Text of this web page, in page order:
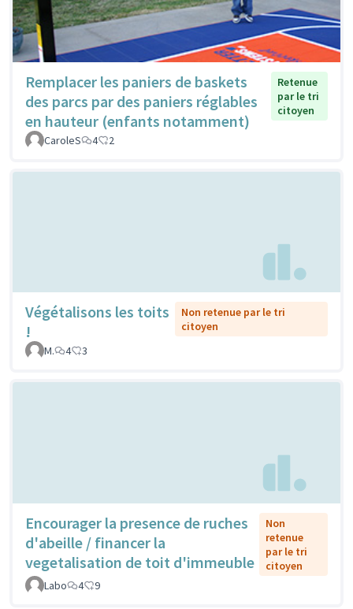
Remplacer les paniers de baskets
des parcs par des paniers réglables
en hauteur (enfants notamment)
Retenue
par le tri
citoyen
CaroleS 4 2
Végétalisons les toits
!
Non retenue par le tri
citoyen
M.
4 3
Encourager la presence de ruches
d'abeille / financer la
vegetalisation de toit d'immeuble
Non
retenue
par le tri
citoyen
Labo
4 9